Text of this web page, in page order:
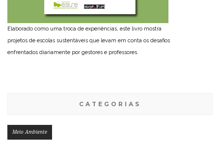
Elaborado como uma troca de experiências, este livro mostra
projetos de escolas sustentáveis que levam em conta os desafios
enfrentados diariamente por gestores e professores.
CATEGORIAS
Meio Ambiente